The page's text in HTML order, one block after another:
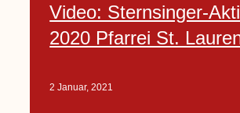
Video: Sternsinger-
2020 Pfarrei St.
2 Januar, 2021